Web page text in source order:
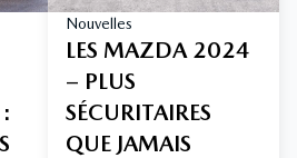
Nouvelles
LES MAZDA 2024
– PLUS
SÉCURITAIRES
QUE JAMAIS